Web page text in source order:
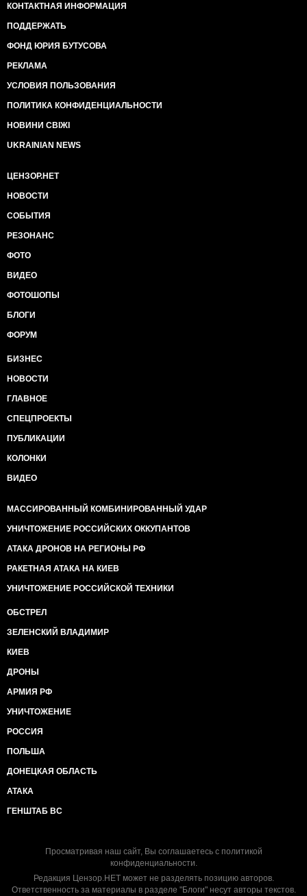
КОНТАКТНАЯ ИНФОРМАЦИЯ
ПОДДЕРЖАТЬ
ФОНД ЮРИЯ БУТУСОВА
РЕКЛАМА
УСЛОВИЯ ПОЛЬЗОВАНИЯ
ПОЛИТИКА КОНФИДЕНЦИАЛЬНОСТИ
НОВИНИ СВІЖІ
UKRAINIAN NEWS
ЦЕНЗОР.НЕТ
НОВОСТИ
СОБЫТИЯ
РЕЗОНАНС
ФОТО
ВИДЕО
ФОТОШОПЫ
БЛОГИ
ФОРУМ
БИЗНЕС
НОВОСТИ
ГЛАВНОЕ
СПЕЦПРОЕКТЫ
ПУБЛИКАЦИИ
КОЛОНКИ
ВИДЕО
МАССИРОВАННЫЙ КОМБИНИРОВАННЫЙ УДАР
УНИЧТОЖЕНИЕ РОССИЙСКИХ ОККУПАНТОВ
АТАКА ДРОНОВ НА РЕГИОНЫ РФ
РАКЕТНАЯ АТАКА НА КИЕВ
УНИЧТОЖЕНИЕ РОССИЙСКОЙ ТЕХНИКИ
ОБСТРЕЛ
ЗЕЛЕНСКИЙ ВЛАДИМИР
КИЕВ
ДРОНЫ
АРМИЯ РФ
УНИЧТОЖЕНИЕ
РОССИЯ
ПОЛЬША
ДОНЕЦКАЯ ОБЛАСТЬ
АТАКА
ГЕНШТАБ ВС
Просматривая наш сайт, Вы соглашаетесь с политикой
конфиденциальности.
Редакция Цензор.НЕТ может не разделять позицию авторов.
Ответственность за материалы в разделе "Блоги" несут авторы текстов.